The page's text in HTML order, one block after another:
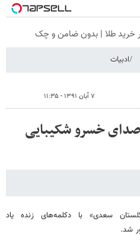
ادبیات
۷ آبان ۱۳۹۱ - ۱۱:۳۵
خسرو شکیبایی
سعدی» با دکلمه‌های زنده یاد
شد.